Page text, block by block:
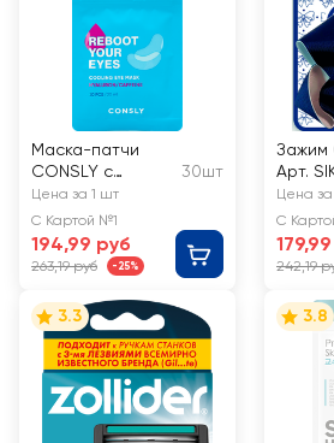
Маска-патчи
CONSLY с
кофеином и
гиалуроновой
кислотой
30шт
Цена за 1 шт
С Картой №1
194,99 руб
263,19 руб -25%
Зажим
Арт.
Цена
С
242,19
3.3 3.8